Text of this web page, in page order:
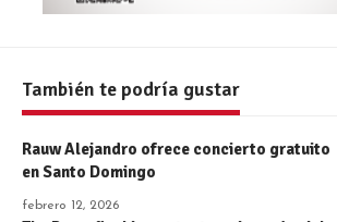
También te podría gustar
Rauw Alejandro ofrece concierto gratuito
en Santo Domingo
febrero 12, 2026